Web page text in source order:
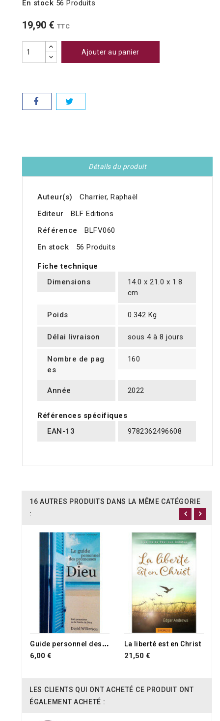
En stock 56 Produits
19,90 € TTC
Ajouter au panier
Détails du produit
Auteur(s)
Charrier, Raphaël
Editeur
BLF Editions
Référence
BLFV060
En stock
56 Produits
Fiche technique
Dimensions
14.0 x 21.0 x 1.8
cm
Poids 0.342 Kg
Délai livraison sous 4 à 8 jours
Nombre de pag
es
160
Année 2022
Références spécifiques
EAN-13
9782362496608
16 AUTRES PRODUITS DANS LA MÊME CATÉGORIE
:
RUPTURE DE STOCK G
uide personnel des promesses de Dieu
6,00 €
RUPTURE DE STOCK
La liberté est en Christ
21,50 €
LES CLIENTS QUI ONT ACHETÉ CE PRODUIT ONT
ÉGALEMENT ACHETÉ :